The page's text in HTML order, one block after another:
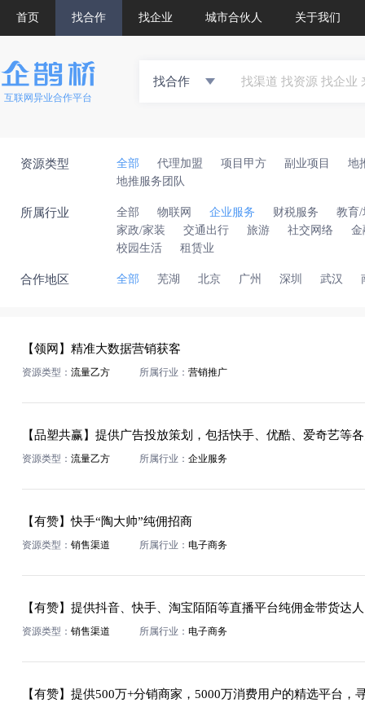
首页 找合作 找企业 城市合伙人 关于我们
互联网异业合作平台
找合作
资源类型 全部 代理加盟 项目甲方 副业项目
地
地推服务团队
所属行业 全部 物联网 企业服务 财税服务
教育/
家政/家装
交通出行 旅游 社交网络
金
校园生活
租赁业
合作地区 全部 芜湖 北京 广州 深圳 武汉
【领网】精准大数据营销获客
资源类型： 流量乙方 所属行业： 营销推广
资源类型： 流量乙方 所属行业： 企业服务
【有赞】快手“陶大帅”纯佣招商
资源类型： 销售渠道 所属行业： 电子商务
资源类型： 销售渠道 所属行业： 电子商务
【有赞】提供500万+分销商家，5000万消费用户的精选平台，